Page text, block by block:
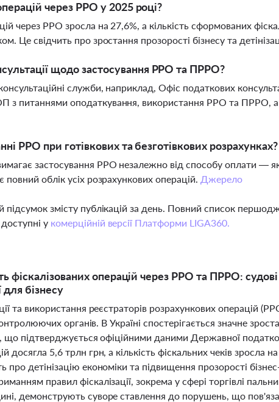
через РРО у 2025 році?
через РРО зросла на 27,6%, а кількість сформованих
Це свідчить про зростання прозорості бізнесу та
щодо застосування РРО та ПРРО?
служби, наприклад, Офіс податкових
з питаннями оподаткування, використання РРО та ПРРО, а
РРО при готівкових та безготівкових розрахунках?
застосування РРО незалежно від способу оплати — як
повний облік усіх розрахункових операцій. Джерело
змісту публікацій за день. Повний список
у комерційній версії Платформи LIGA360.
фіскалізованих операцій через РРО та ПРРО: судові
для бізнесу
та використання реєстраторів розрахункових операцій
органів. В Україні спостерігається значне
що підтверджується офіційними даними Державної
5,6 трлн грн, а кількість фіскальних чеків зросла
детінізацію економіки та підвищення прозорості
правил фіскалізації, зокрема у сфері торгівлі
демонструють суворе ставлення до порушень, що